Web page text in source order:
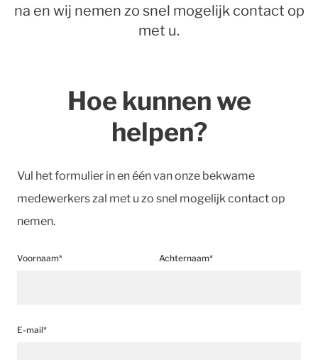
na en wij nemen zo snel mogelijk contact op
met u.
Hoe kunnen we
helpen?
Vul het formulier in en één van onze bekwame
medewerkers zal met u zo snel mogelijk contact op
nemen.
Voornaam* Achternaam*
E-mail*